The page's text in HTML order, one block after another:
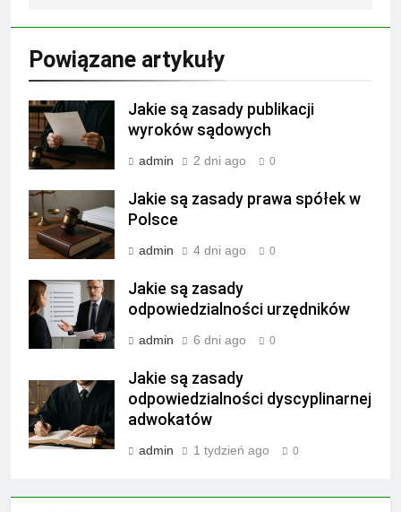
Powiązane artykuły
Jakie są zasady publikacji
wyroków sądowych
admin 2 dni ago 0
Jakie są zasady prawa spółek w
Polsce
admin 4 dni ago 0
Jakie są zasady
odpowiedzialności urzędników
admin 6 dni ago 0
Jakie są zasady
odpowiedzialności dyscyplinarnej
adwokatów
admin 1 tydzień ago 0